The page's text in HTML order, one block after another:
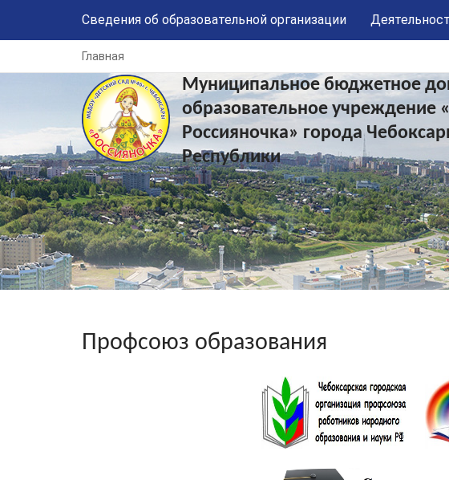
Сведения об образовательной организации
Главная
Муниципальное бюджетное
образовательное учреждение
Россияночка» города
Республики
Профсоюз образования